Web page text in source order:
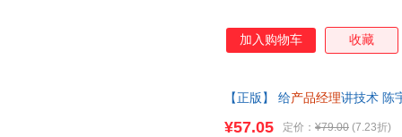
加入购物车 收藏
【正版】 给产品经理讲技术 陈
¥57.05 定价： ¥79.00 (7.23折)